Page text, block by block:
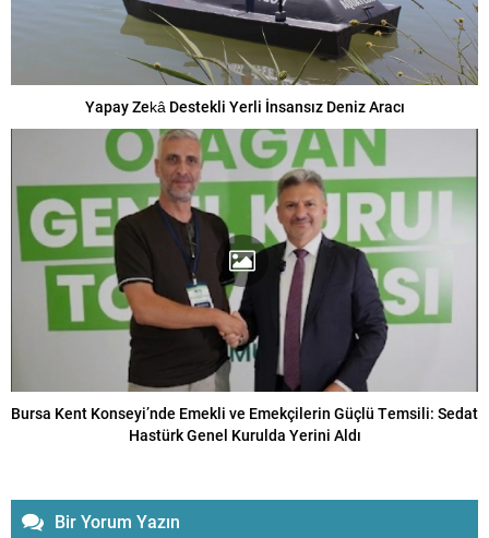
Yapay Zekâ Destekli Yerli İnsansız Deniz Aracı
Bursa Kent Konseyi’nde Emekli ve Emekçilerin Güçlü Temsili: Sedat
Hastürk Genel Kurulda Yerini Aldı
Bir Yorum Yazın